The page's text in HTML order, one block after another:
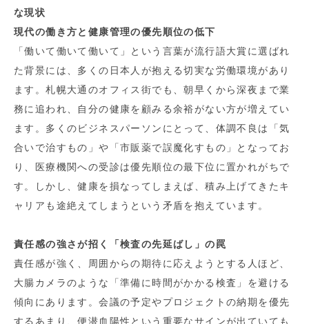
な現状
現代の働き方と健康管理の優先順位の低下
「働いて働いて働いて」という言葉が流行語大賞に選ばれ
た背景には、多くの日本人が抱える切実な労働環境があり
ます。札幌大通のオフィス街でも、朝早くから深夜まで業
務に追われ、自分の健康を顧みる余裕がない方が増えてい
ます。多くのビジネスパーソンにとって、体調不良は「気
合いで治すもの」や「市販薬で誤魔化すもの」となってお
り、医療機関への受診は優先順位の最下位に置かれがちで
す。しかし、健康を損なってしまえば、積み上げてきたキ
ャリアも途絶えてしまうという矛盾を抱えています。
責任感の強さが招く「検査の先延ばし」の罠
責任感が強く、周囲からの期待に応えようとする人ほど、
大腸カメラのような「準備に時間がかかる検査」を避ける
傾向にあります。会議の予定やプロジェクトの納期を優先
するあまり、便潜血陽性という重要なサインが出ていても